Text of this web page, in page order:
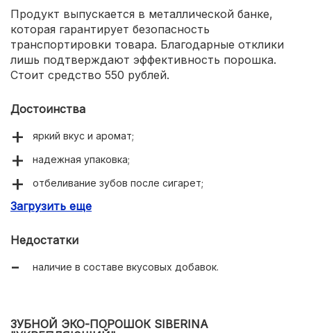
Продукт выпускается в металлической банке,
которая гарантирует безопасность
транспортировки товара. Благодарные отклики
лишь подтверждают эффективность порошка.
Стоит средство 550 рублей.
Достоинства
яркий вкус и аромат;
надежная упаковка;
отбеливание зубов после сигарет;
борьба с налетом.
Загрузить еще
Недостатки
наличие в составе вкусовых добавок.
ЗУБНОЙ ЭКО-ПОРОШОК SIBERINA